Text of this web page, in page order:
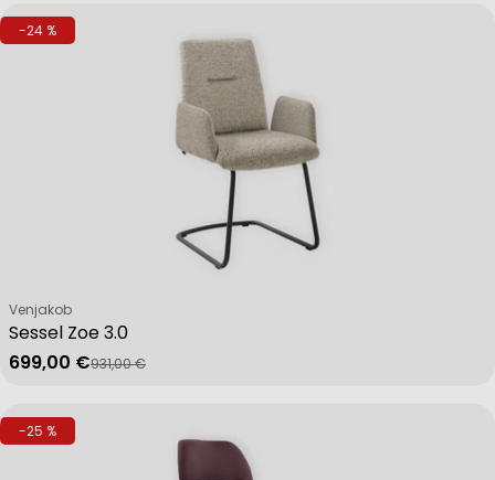
-24 %
Sessel Zoe 3.0
Verkäufer:
Venjakob
Verkaufspreis
699,00 €
Regulärer Preis
931,00 €
-25 %